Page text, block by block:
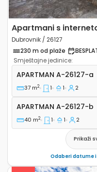
Apartmani s
Dubrovnik / 26127
230 m od plaže
Smještajne jedinice:
Jednosobni
APARTMAN A-26127-a
37 m2 1 1 2
Apartman A-26127-b
APARTMAN A-26127-b
40 m2 1 1 2
Prikaži
Odaberi datume